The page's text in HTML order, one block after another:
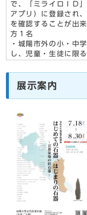
で、「ミライロＩＤ
アプリ）に登録され
を確認することが出
方１名
・城陽市外の小・中
し、児童・生徒に限る
展示案内